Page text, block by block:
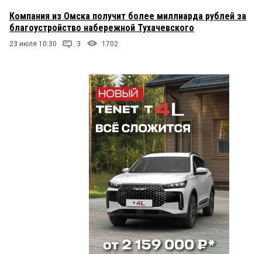
Компания из Омска получит более миллиарда рублей за
благоустройство набережной Тухачевского
23 июля 10:30 3 1702